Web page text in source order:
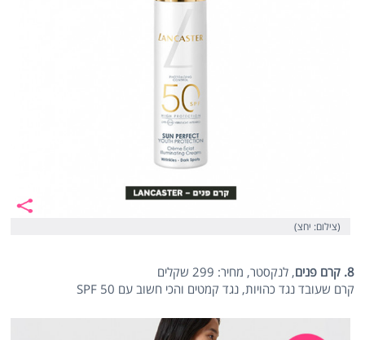
(צילום: יחצ)
8. קרם פנים
, לנקסטר, מחיר: 299 שקלים
קרם שעובד נגד כהויות, נגד קמטים והכי חשוב עם SPF 50